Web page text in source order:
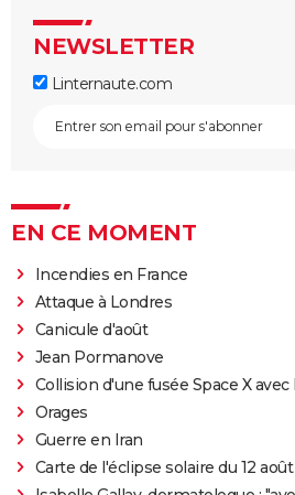
NEWSLETTER
Linternaute.com
EN CE MOMENT
Incendies en France
Attaque à Londres
Canicule d'août
Jean Pormanove
Collision d'une fusée Space X avec
Orages
Guerre en Iran
Carte de l'éclipse solaire du 12 août